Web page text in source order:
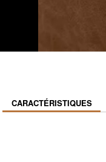
CARACTÉRISTIQUES